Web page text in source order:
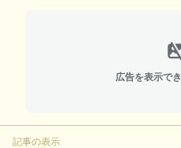
広告を表示で
記事の表示